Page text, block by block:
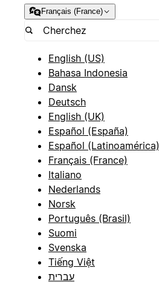
Français (France)
English (US)
Bahasa Indonesia
Dansk
Deutsch
English (UK)
Español (España)
Español (Latinoamérica)
Français (France)
Italiano
Nederlands
Norsk
Português (Brasil)
Suomi
Svenska
Tiếng Việt
עברית